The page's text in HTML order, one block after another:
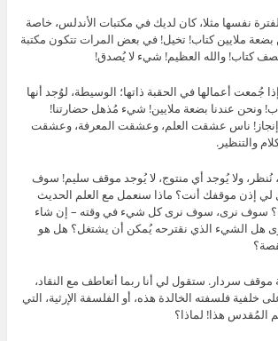
نفسها مثلا، كان لديك في مكتبات الأندلس، خاصة
ملايين كتاب! تخيل! في بعض المرات تتكون مكتبة
كتاب! والله العظيم! شيء لا يُصدق!
جُمعت أعمالها في الحقبة ذاتها؛ الوسيطة، لوُجد أنها
ونحن عندنا بضعة ملايين! شيء مُذهل حضارتنا!
ناس عشقت العلم، وعشقت المعرفة، وعشقت
والتنظير.
نُنظر، ولا يُوجد أي منتوج، لا يُوجد موقف سليم! سوف
لي إذن موقفك أنت؟ ماذا سنعمل مع العلم الحديث
سوف نرى، سوف نرى كل شيء في وقته – إن شاء
هل الشيء الذي نقترحه يُمكن أن يشتغل؟ هل هو
موقف سردار. ستقول لي أنا ربما أتعاطف مع النقاد،
خلفية فلسفته الخالدة هذه، أو الفلسفة الإرثية، التي
المُقدس هذا! لماذا؟